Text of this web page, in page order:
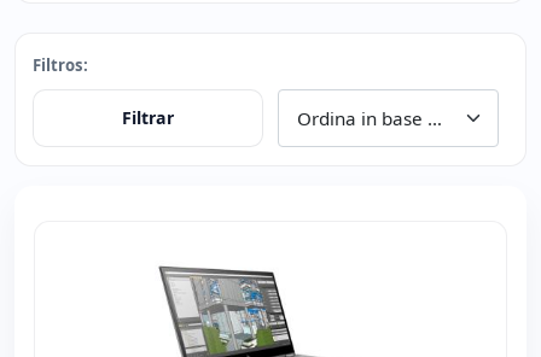
Filtros:
Filtrar